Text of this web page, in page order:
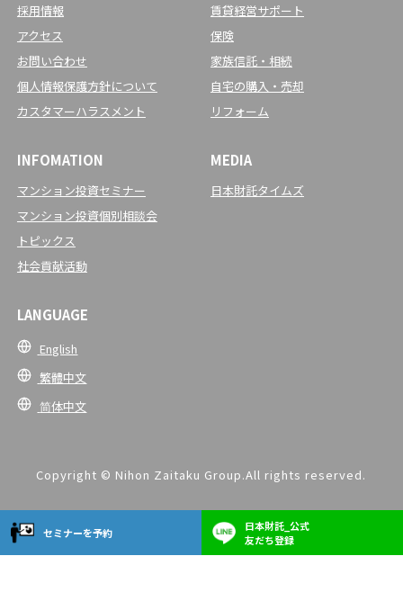
セミナーを予約
日本財託_公式
友だち登録
採用情報
アクセス
お問い合わせ
個人情報保護方針について
カスタマーハラスメント
賃貸経営サポート
保険
家族信託・相続
自宅の購入・売却
リフォーム
INFOMATION
マンション投資セミナー
マンション投資個別相談会
トピックス
社会貢献活動
MEDIA
日本財託タイムズ
LANGUAGE
English
繁體中文
简体中文
Copyright © Nihon Zaitaku Group.All rights reserved.